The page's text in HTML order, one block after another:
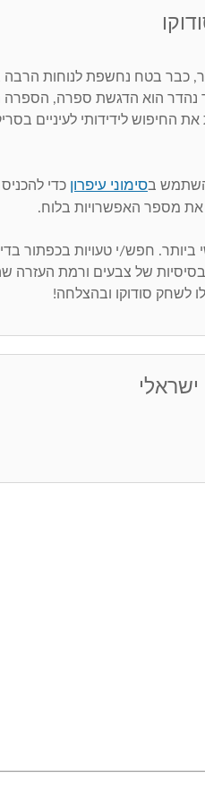
כבר בטח נחשפת לנוחות הרבה
נהדר הוא הדגשת ספרה, הספרה
החיפוש לידידותי לעיניים
השתמש בסימוני עיפרון כדי
מספר האפשרויות בלוח.
בסיסיות של צבעים ורמת העזרה
לשחק סודוקו ובהצלחה!
ישראלי